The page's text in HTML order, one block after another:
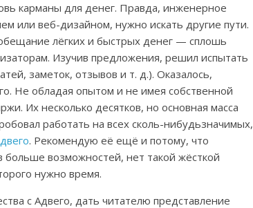
карманы для денег. Правда, инженерное
или веб-дизайном, нужно искать другие пути.
лёгких и быстрых денег — сплошь
Изучив предложения, решил испытать
заметок, отзывов и т. д.). Оказалось,
Не обладая опытом и не имея собственной
Их несколько десятков, но основная масса
работать на всех сколь-нибудьзначимых,
. Рекомендую её ещё и потому, что
больше возможностей, нет такой жёсткой
нужно время.
с Адвего, дать читателю представление